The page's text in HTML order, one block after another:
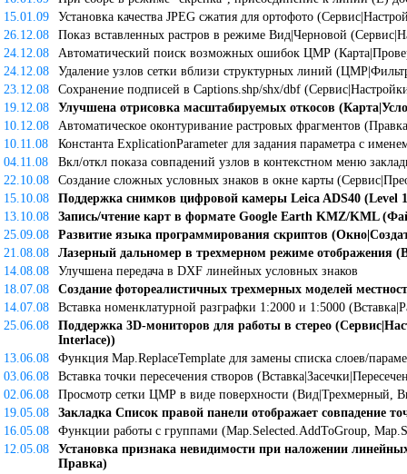
15.01.09
Установка качества JPEG сжатия для ортофото
26.12.08
Показ вставленных растров в режиме Вид|Черновой
24.12.08
Автоматический поиск возможных ошибок ЦМР
24.12.08
Удаление узлов сетки вблизи структурных линий
23.12.08
Сохранение подписей в Captions.shp/shx/dbf
19.12.08
Улучшена отрисовка масштабируемых откосов
10.12.08
Автоматическое оконтуривание растровых фрагментов
10.11.08
Константа ExplicationParameter для задания параметра с
04.11.08
Вкл/откл показа совпадений узлов в контекстном меню
22.10.08
Создание сложных условных знаков в окне карты
15.10.08
Поддержка снимков цифровой камеры Leica ADS40 (Level
13.10.08
Запись/чтение карт в формате Google Earth KMZ/KML
25.09.08
Развитие языка программирования скриптов
21.08.08
Лазерный дальномер в трехмерном режиме отображения
14.08.08
Улучшена передача в DXF линейных условных знаков
18.07.08
Создание фотореалистичных трехмерных моделей
14.07.08
Вставка номенклатурной разграфки 1:2000 и 1:5000
25.06.08
Поддержка 3D-мониторов для работы в стерео
Interlace))
13.06.08
Функция Map.ReplaceTemplate для замены списка слоев/
03.06.08
Вставка точки пересечения створов
02.06.08
Просмотр сетки ЦМР в виде поверхности (Вид|Трехмерный,
19.05.08
Закладка Список правой панели отображает совпадение
16.05.08
Функции работы с группами (Map.Selected.AddToGroup,
12.05.08
Установка признака невидимости при наложении
Правка)